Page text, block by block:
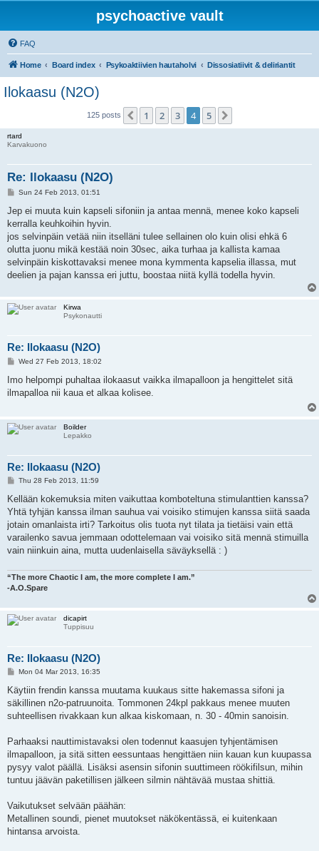
psychoactive vault
FAQ
Home Board index Psykoaktiivien hautaholvi Dissosiatiivit & deliriantit
Ilokaasu (N2O)
125 posts Previous
1 2 3 4 5
rtard
Karvakuono
Re: Ilokaasu (N2O)
P
s
t
Sun 24 Feb 2013, 01:51
Jep ei muuta kuin kapseli sifoniin ja antaa mennä, menee koko kapseli
kerralla keuhkoihin hyvin.
jos selvinpäin vetää niin itselläni tulee sellainen olo kuin olisi ehkä 6
olutta juonu mikä kestää noin 30sec, aika turhaa ja kallista kamaa
selvinpäin kiskottavaksi menee mona kymmenta kapselia illassa, mut
deelien ja pajan kanssa eri juttu, boostaa niitä kyllä todella hyvin.
Kirwa
Psykonautti
Re: Ilokaasu (N2O)
P
s
Wed 27 Feb 2013, 18:02
Imo helpompi puhaltaa ilokaasut vaikka ilmapalloon ja hengittelet sitä
ilmapalloa nii kaua et alkaa kolisee.
Boilder
Lepakko
Re: Ilokaasu (N2O)
P
s
Thu 28 Feb 2013, 11:59
Kellään kokemuksia miten vaikuttaa komboteltuna stimulanttien kanssa?
Yhtä tyhjän kanssa ilman sauhua vai voisiko stimujen kanssa siitä saada
jotain omanlaista irti? Tarkoitus olis tuota nyt tilata ja tietäisi vain että
varailenko savua jemmaan odottelemaan vai voisiko sitä mennä stimuilla
vain niinkuin aina, mutta uudenlaisella säväyksellä : )
“The more Chaotic I am, the more complete I am.”
-A.O.Spare
dicapirt
Tuppisuu
Re: Ilokaasu (N2O)
P
s
Mon 04 Mar 2013, 16:35
Käytiin frendin kanssa muutama kuukaus sitte hakemassa sifoni ja
säkillinen n2o-patruunoita. Tommonen 24kpl pakkaus menee muuten
suhteellisen rivakkaan kun alkaa kiskomaan, n. 30 - 40min sanoisin.
Parhaaksi nauttimistavaksi olen todennut kaasujen tyhjentämisen
ilmapalloon, ja sitä sitten eessuntaas hengittäen niin kauan kun kuupassa
pysyy valot päällä. Lisäksi asensin sifonin suuttimeen röökifilsun, mihin
tuntuu jäävän paketillisen jälkeen silmin nähtävää mustaa shittiä.
Vaikutukset selvään päähän:
Metallinen soundi, pienet muutokset näkökentässä, ei kuitenkaan
hintansa arvoista.